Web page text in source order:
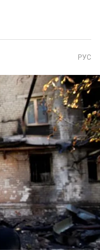
РУС